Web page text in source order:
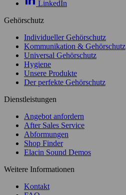
LinkedIn
Gehörschutz
Individueller Gehörschutz
Kommunikation & Gehörschutz
Universal Gehörschutz
Hygiene
Unsere Produkte
Der perfekte Gehörschutz
Dienstleistungen
Angebot anfordern
After Sales Service
Abformungen
Shop Finder
Elacin Sound Demos
Weitere Informationen
Kontakt